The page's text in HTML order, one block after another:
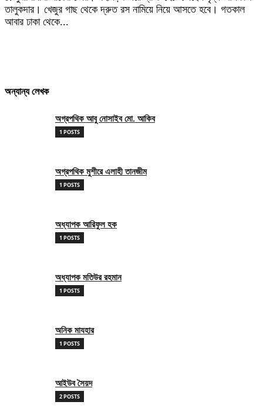
তালুকদার। খেজুর গাছ থেকে দ্রুত রস নামিয়ে নিয়ে আসতে হবে। গতকাল
আবার ঢাকা থেকে...
অন্যান্য লেখক
অগ্রপথিক আবু নোসাইব মো. আকিব
1 POSTS
অগ্রপথিক মুশীরে এলাহী তানজীম
1 POSTS
অধ্যাপক আরিফুল হক
1 POSTS
অধ্যাপক মতিউর রহমান
1 POSTS
অনিক মাযহার
1 POSTS
আইউব সৈয়দ
2 POSTS